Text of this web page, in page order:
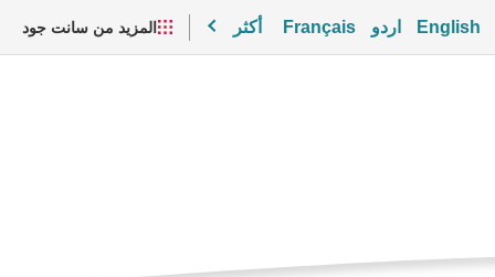
English اردو Français أكثر المزيد من سانت جود
الحاليه